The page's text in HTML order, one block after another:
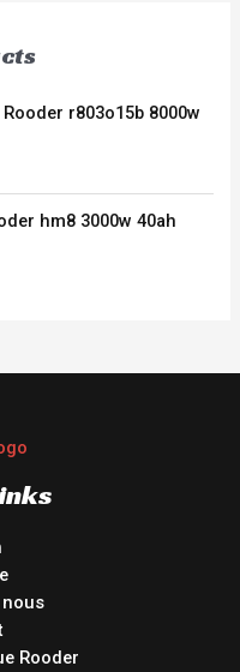
r803o15b 8000w
hm8 3000w 40ah
Rooder